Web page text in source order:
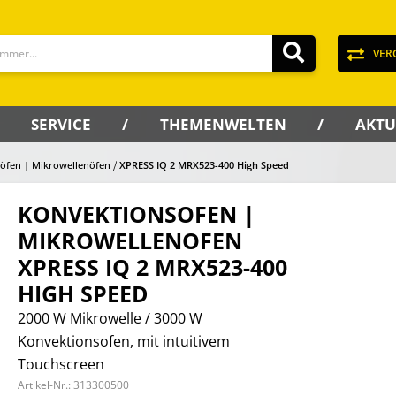
SERVICE THEMENWELTEN
| Mikrowellenöfen XPRESS IQ 2 MRX523-400 High Speed
KONVEKTIONSOFEN |
MIKROWELLENOFEN
XPRESS IQ 2 MRX523-400
HIGH SPEED
2000 W Mikrowelle / 3000 W
Konvektionsofen, mit intuitivem
Touchscreen
Artikel-Nr.: 313300500